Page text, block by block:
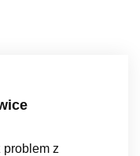
problem z